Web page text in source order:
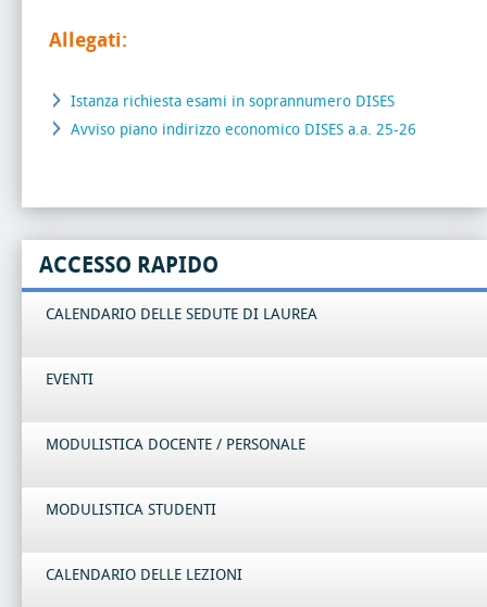
Allegati:
Istanza richiesta esami in soprannumero DISES
Avviso piano indirizzo economico DISES a.a. 25-26
ACCESSO RAPIDO
CALENDARIO DELLE SEDUTE DI LAUREA
EVENTI
MODULISTICA DOCENTE / PERSONALE
MODULISTICA STUDENTI
CALENDARIO DELLE LEZIONI